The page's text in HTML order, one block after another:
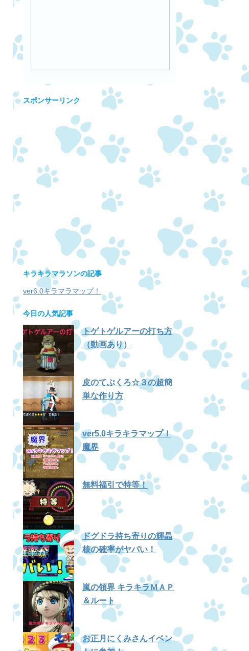
スポンサーリンク
キラキラマラソンの記事
ver6.0キラマラマップ！
今日の人気記事
トゲトゲルアーの打ち方
（動画あり）
皮のてぶくろ☆３の超簡
単な作り方
ver5.0キラキラマップ！
魔界
無料福引で特等！
ドグドラ持ち寄りの輝晶
核の確率がヤバい！
嵐の領界 キラキラＭＡＰ
＆ルート
お正月にくみさんイベン